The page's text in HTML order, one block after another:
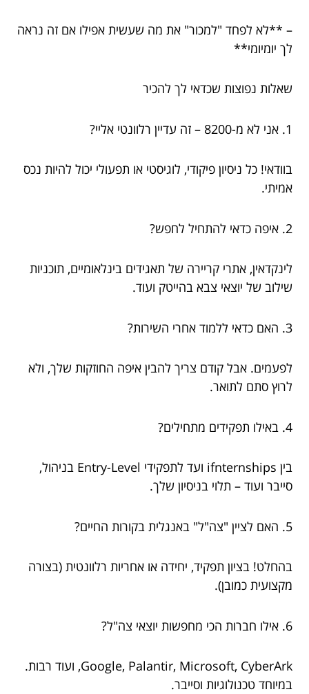
– **לא לפחד "למכור" את מה שעשית אפילו אם זה נראה
לך יומיומי**
שאלות נפוצות שכדאי לך להכיר
1. אני לא מ-8200 – זה עדיין רלוונטי אליי?
בוודאי! כל ניסיון פיקודי, לוגיסטי או תפעולי יכול להיות נכס
אמיתי.
2. איפה כדאי להתחיל לחפש?
לינקדאין, אתרי קריירה של תאגידים בינלאומיים, תוכניות
שילוב של יוצאי צבא בהייטק ועוד.
3. האם כדאי ללמוד אחרי השירות?
לפעמים. אבל קודם צריך להבין איפה החוזקות שלך, ולא
לרוץ סתם לתואר.
4. באילו תפקידים מתחילים?
בין ifnternships ועד לתפקידי Entry-Level בניהול,
סייבר ועוד – תלוי בניסיון שלך.
5. האם לציין "צה"ל" באנגלית בקורות החיים?
בהחלט! בציון תפקיד, יחידה או אחריות רלוונטית (בצורה
מקצועית כמובן).
6. אילו חברות הכי מחפשות יוצאי צה"ל?
Google, Palantir, Microsoft, CyberArk, ועוד רבות.
במיוחד טכנולוגיות וסייבר.